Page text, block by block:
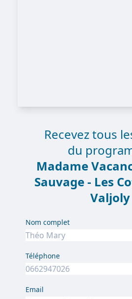
Recevez tous
du
Madame
Sauvage - Les
Valjoly
Nom complet
Téléphone
Email